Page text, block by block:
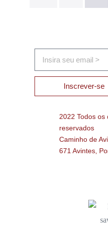
Inscrever-se
2022 Todos os
reservados
Caminho de
671 Avintes,